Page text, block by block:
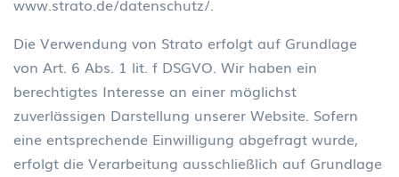
www.strato.de/datenschutz/.
Die Verwendung von Strato erfolgt auf Grundlage
von Art. 6 Abs. 1 lit. f DSGVO. Wir haben ein
berechtigtes Interesse an einer möglichst
zuverlässigen Darstellung unserer Website. Sofern
eine entsprechende Einwilligung abgefragt wurde,
erfolgt die Verarbeitung ausschließlich auf Grundlage